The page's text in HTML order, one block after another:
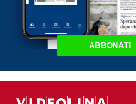
ABBONATI